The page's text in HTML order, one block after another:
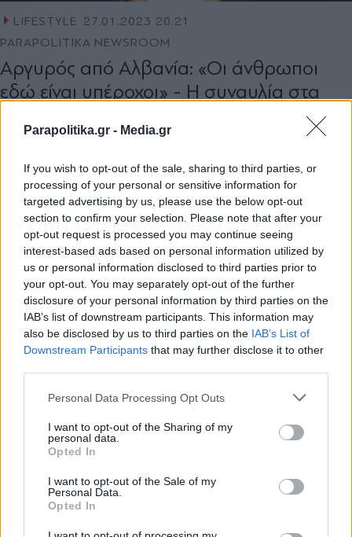
Parapolitika.gr - Media.gr
If you wish to opt-out of the sale, sharing to third parties, or
processing of your personal or sensitive information for
targeted advertising by us, please use the below opt-out
section to confirm your selection. Please note that after your
opt-out request is processed you may continue seeing
interest-based ads based on personal information utilized by
us or personal information disclosed to third parties prior to
your opt-out. You may separately opt-out of the further
disclosure of your personal information by third parties on the
IAB’s list of downstream participants. This information may
also be disclosed by us to third parties on the IAB’s List of
Downstream Participants that may further disclose it to other
Personal Data Processing Opt Outs
I want to opt-out of the Sharing of my
personal data.
Opted In
I want to opt-out of the Sale of my
Personal Data.
Opted In
LIFESTYLE 27.01.2023 20:21
PARAPOLITIKA NEWSROOM
Αργυρός από Αλβανία: «Οι άνθρωποι
εδώ είναι υπέροχοι» - Η συναυλία στα
Τίρανα και η συζήτηση με τον δήμαρχο
Εγγραφή στο newsletter
Αποδέχομαι τους
και την πολιτική απορρήτου